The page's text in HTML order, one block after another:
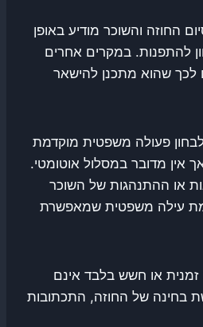
החוזה והשוכר מודיע באופן
להתפנות. במקרים אחרים
לכך שהוא מתכנן להישאר
לבחון פעולה משפטית מוקדמת
אין מדובר במסלול אוטומטי.
או ההתנהגות של השוכר
עילה משפטית שמאפשרת
או חשש בלבד אינם
בחינה של החוזה, התכתובות